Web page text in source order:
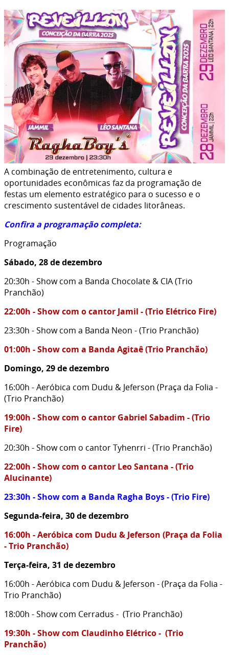
A combinação de entretenimento, cultura e
oportunidades econômicas faz da programação de
festas um elemento estratégico para o sucesso e o
crescimento sustentável de cidades litorâneas.
Confira a programação completa:
Programação
Sábado, 28 de dezembro
20:30h - Show com a Banda Chocolate & CIA (Trio
Pranchão)
22:00h - Show com o cantor Jamil - (Trio Elétrico Fire)
23:30h - Show com a Banda Neon - (Trio Pranchão)
01:00h - Show com a Banda Agitaê (Trio Pranchão)
Domingo, 29 de dezembro
16:00h - Aeróbica com Dudu & Jeferson (Praça da Folia -
(Trio Pranchão)
19:00h - Show com o cantor Gabriel Sabadim - (Trio
Fire)
20:30h - Show com o cantor Tyhenrri - (Trio Pranchão)
22:00h - Show com o cantor Leo Santana - (Trio
Alucinante)
23:30h - Show com a Banda Ragha Boys - (Trio Fire)
Segunda-feira, 30 de dezembro
16:00h - Aeróbica com Dudu & Jeferson (Praça da Folia
- Trio Pranchão)
Terça-feira, 31 de dezembro
16:00h - Aeróbica com Dudu & Jeferson - (Praça da Folia -
Trio Pranchão)
18:00h - Show com Cerradus - (Trio Pranchão)
19:30h - Show com Claudinho Elétrico - (Trio
Pranchão)